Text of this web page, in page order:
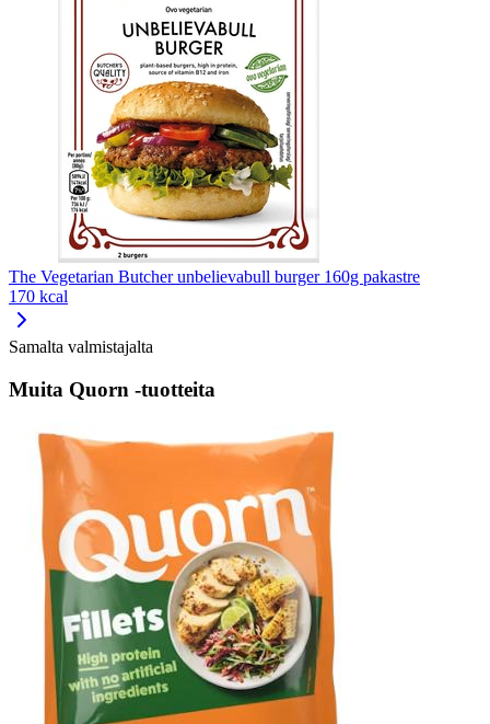
The Vegetarian Butcher unbelievabull burger 160g pakastre
170 kcal
Samalta valmistajalta
Muita Quorn -tuotteita